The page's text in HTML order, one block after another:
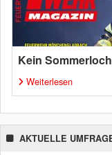
Kein
Weiterlesen
AKTUELLE